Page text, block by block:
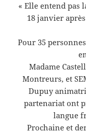
« Elle entend pas
18 janvier
Pour 35
Madame
Montreurs, et
Dupuy
partenariat ont
langue
Prochaine et